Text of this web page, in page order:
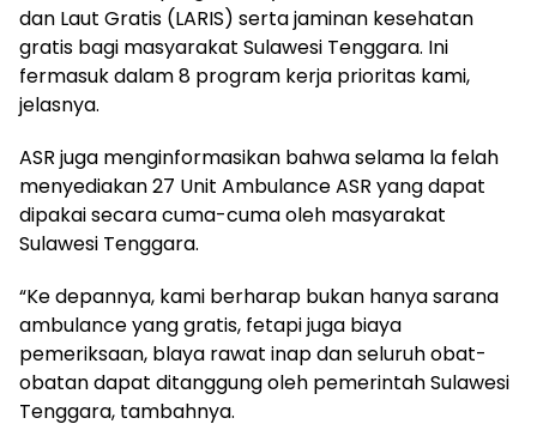
dan Laut Gratis (LARIS) serta jaminan kesehatan
gratis bagi masyarakat Sulawesi Tenggara. Ini
fermasuk dalam 8 program kerja prioritas kami,
jelasnya.
ASR juga menginformasikan bahwa selama la felah
menyediakan 27 Unit Ambulance ASR yang dapat
dipakai secara cuma-cuma oleh masyarakat
Sulawesi Tenggara.
“Ke depannya, kami berharap bukan hanya sarana
ambulance yang gratis, fetapi juga biaya
pemeriksaan, blaya rawat inap dan seluruh obat-
obatan dapat ditanggung oleh pemerintah Sulawesi
Tenggara, tambahnya.